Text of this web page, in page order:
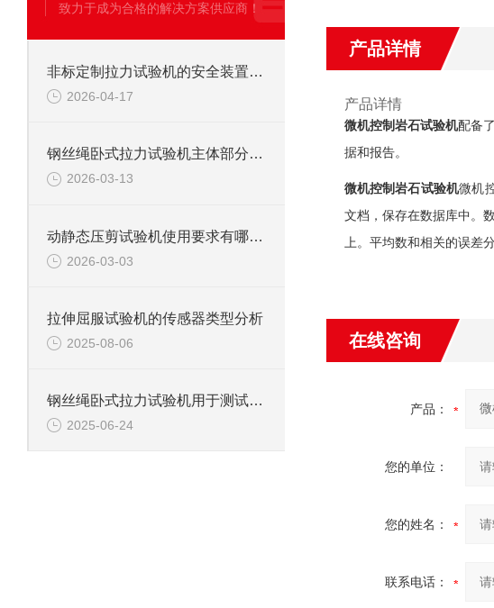
致力于成为合格的解决方案供应商！
非标定制拉力试验机的安全装置：保障操作安全的关键
2026-04-17
钢丝绳卧式拉力试验机主体部分及作用
2026-03-13
动静态压剪试验机使用要求有哪些？
2026-03-03
拉伸屈服试验机的传感器类型分析
2025-08-06
钢丝绳卧式拉力试验机用于测试钢丝绳、钢丝、电缆等材料拉伸性能
2025-06-24
产品详情
产品详情
微机控制岩石试验机配备
据和报告。
微机控制岩石试验机微机
文档，保存在数据库中。
上。平均数和相关的误差
在线咨询
产品：
您的单位：
您的姓名：
联系电话：